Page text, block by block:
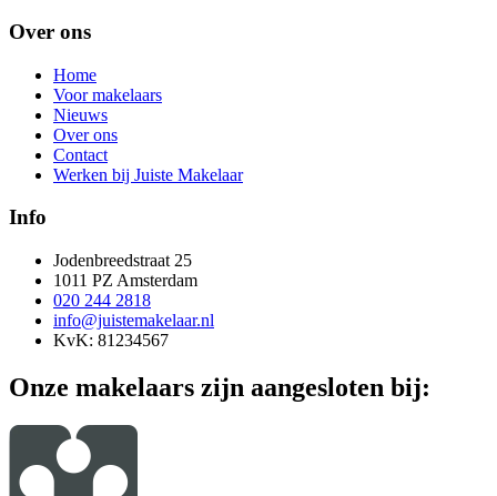
Over ons
Home
Voor makelaars
Nieuws
Over ons
Contact
Werken bij Juiste Makelaar
Info
Jodenbreedstraat 25
1011 PZ Amsterdam
020 244 2818
info@juistemakelaar.nl
KvK: 81234567
Onze makelaars zijn aangesloten bij: